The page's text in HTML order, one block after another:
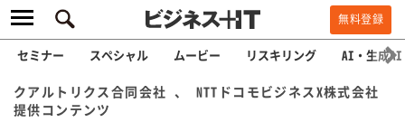
無料登録
セミナー スペシャル ムービー リスキリング AI・生成AI
クアルトリクス合同会社 、 NTTドコモビジネスX株式会社
提供コンテンツ